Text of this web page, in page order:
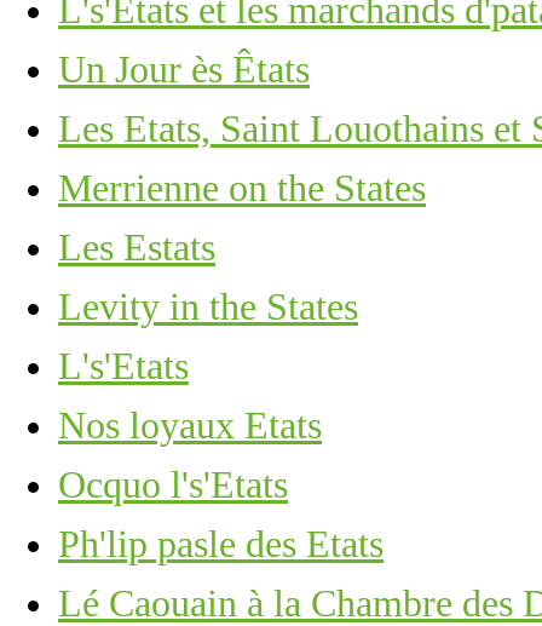
L's'Etats et les marchands
Un Jour ès Êtats
Les Etats, Saint Louothains et
Merrienne on the States
Les Estats
Levity in the States
L's'Etats
Nos loyaux Etats
Ocquo l's'Etats
Ph'lip pasle des Etats
Lé Caouain à la Chambre des